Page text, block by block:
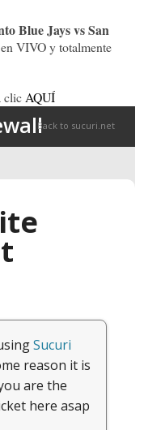
Blue Jays vs San
en VIVO y totalmente
clic AQUÍ